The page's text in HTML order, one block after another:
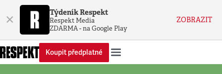
× Týdeník Respekt
Respekt Media
ZDARMA - na Google Play
ZOBRAZIT
Koupit předplatné